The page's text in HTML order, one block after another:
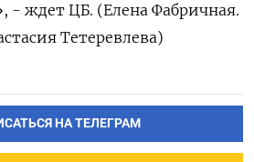
- ждет ЦБ. (Елена Фабричная.
Тетеревлева)
НА ТЕЛЕГРАМ